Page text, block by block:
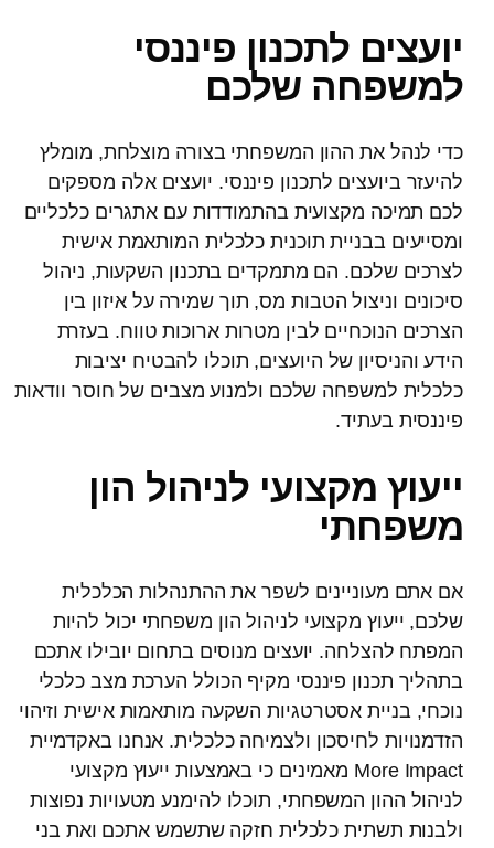
יועצים לתכנון פיננסי
למשפחה שלכם
כדי לנהל את ההון המשפחתי בצורה מוצלחת, מומלץ
להיעזר ביועצים לתכנון פיננסי. יועצים אלה מספקים
לכם תמיכה מקצועית בהתמודדות עם אתגרים כלכליים
ומסייעים בבניית תוכנית כלכלית המותאמת אישית
לצרכים שלכם. הם מתמקדים בתכנון השקעות, ניהול
סיכונים וניצול הטבות מס, תוך שמירה על איזון בין
הצרכים הנוכחיים לבין מטרות ארוכות טווח. בעזרת
הידע והניסיון של היועצים, תוכלו להבטיח יציבות
כלכלית למשפחה שלכם ולמנוע מצבים של חוסר וודאות
פיננסית בעתיד.
ייעוץ מקצועי לניהול הון
משפחתי
אם אתם מעוניינים לשפר את ההתנהלות הכלכלית
שלכם, ייעוץ מקצועי לניהול הון משפחתי יכול להיות
המפתח להצלחה. יועצים מנוסים בתחום יובילו אתכם
בתהליך תכנון פיננסי מקיף הכולל הערכת מצב כלכלי
נוכחי, בניית אסטרטגיות השקעה מותאמות אישית וזיהוי
הזדמנויות לחיסכון ולצמיחה כלכלית. אנחנו באקדמיית
More Impact מאמינים כי באמצעות ייעוץ מקצועי
לניהול ההון המשפחתי, תוכלו להימנע מטעויות נפוצות
ולבנות תשתית כלכלית חזקה שתשמש אתכם ואת בני